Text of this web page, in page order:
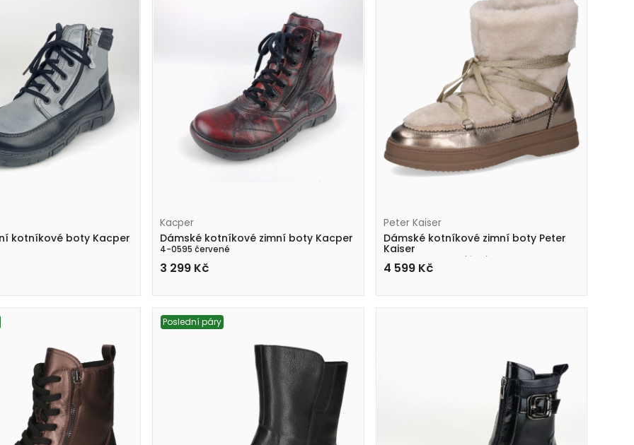
kotníkové boty Kacper
Kacper
Dámské kotníkové zimní boty Kacper
4-0595 červené
3 299 Kč
Peter Kaiser
Dámské kotníkové zimní boty Peter
Kaiser
9-76230-45 386 béžové
4 599 Kč
Poslední páry